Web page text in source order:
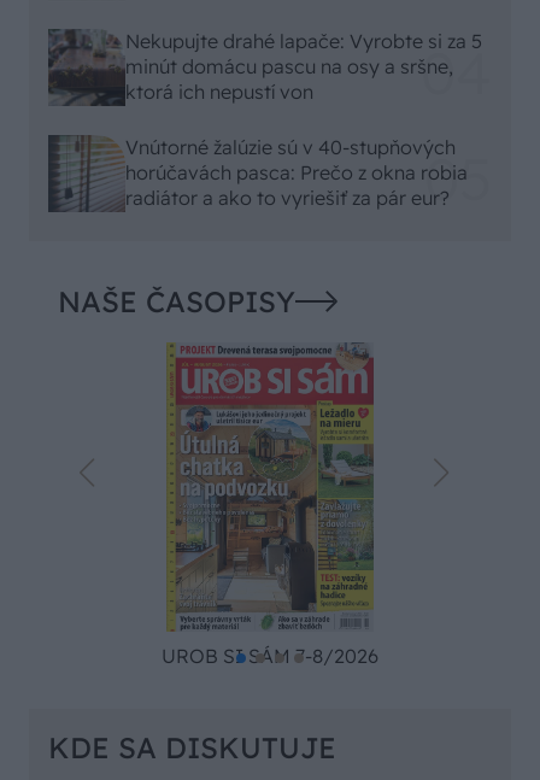
Nekupujte drahé lapače: Vyrobte si za 5
minút domácu pascu na osy a sršne,
ktorá ich nepustí von
Vnútorné žalúzie sú v 40-stupňových
horúčavách pasca: Prečo z okna robia
radiátor a ako to vyriešiť za pár eur?
NAŠE ČASOPISY
UROB SI SÁM 7-8/2026
KDE SA DISKUTUJE